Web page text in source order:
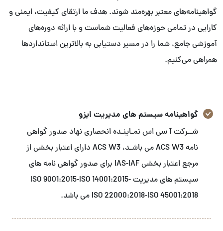
گواهینامه‌های معتبر بهره‌مند شوند. هدف ما ارتقای کیفیت، ایمنی و
کارایی در تمامی حوزه‌های فعالیت شماست و با ارائه دوره‌های
آموزشی جامع، شما را در مسیر دستیابی به بالاترین استانداردها
همراهی می‌کنیم.
گواهینامه سیستم های مدیریت ایزو
شــرکت آ سی اس نمـاینـده انحصاری نهاد صدور گواهی
نامه ACS W3 می باشـد، ACS W3 دارای اعتبار بخشی از
مرجع اعتبار بخشی IAS-IAF برای صدور گواهی نامه های
سیستم های مدیریت ISO 9001:2015-ISO 14001:2015-
ISO 22000:2018-ISO 45001:2018 می باشد.